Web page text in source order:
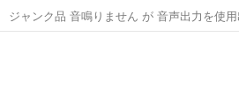
ジャンク品 音鳴りません が 音声出力を使用出来ます テ
付きません リモコンありません SHARP AQUOS LC-19K5 2011年製